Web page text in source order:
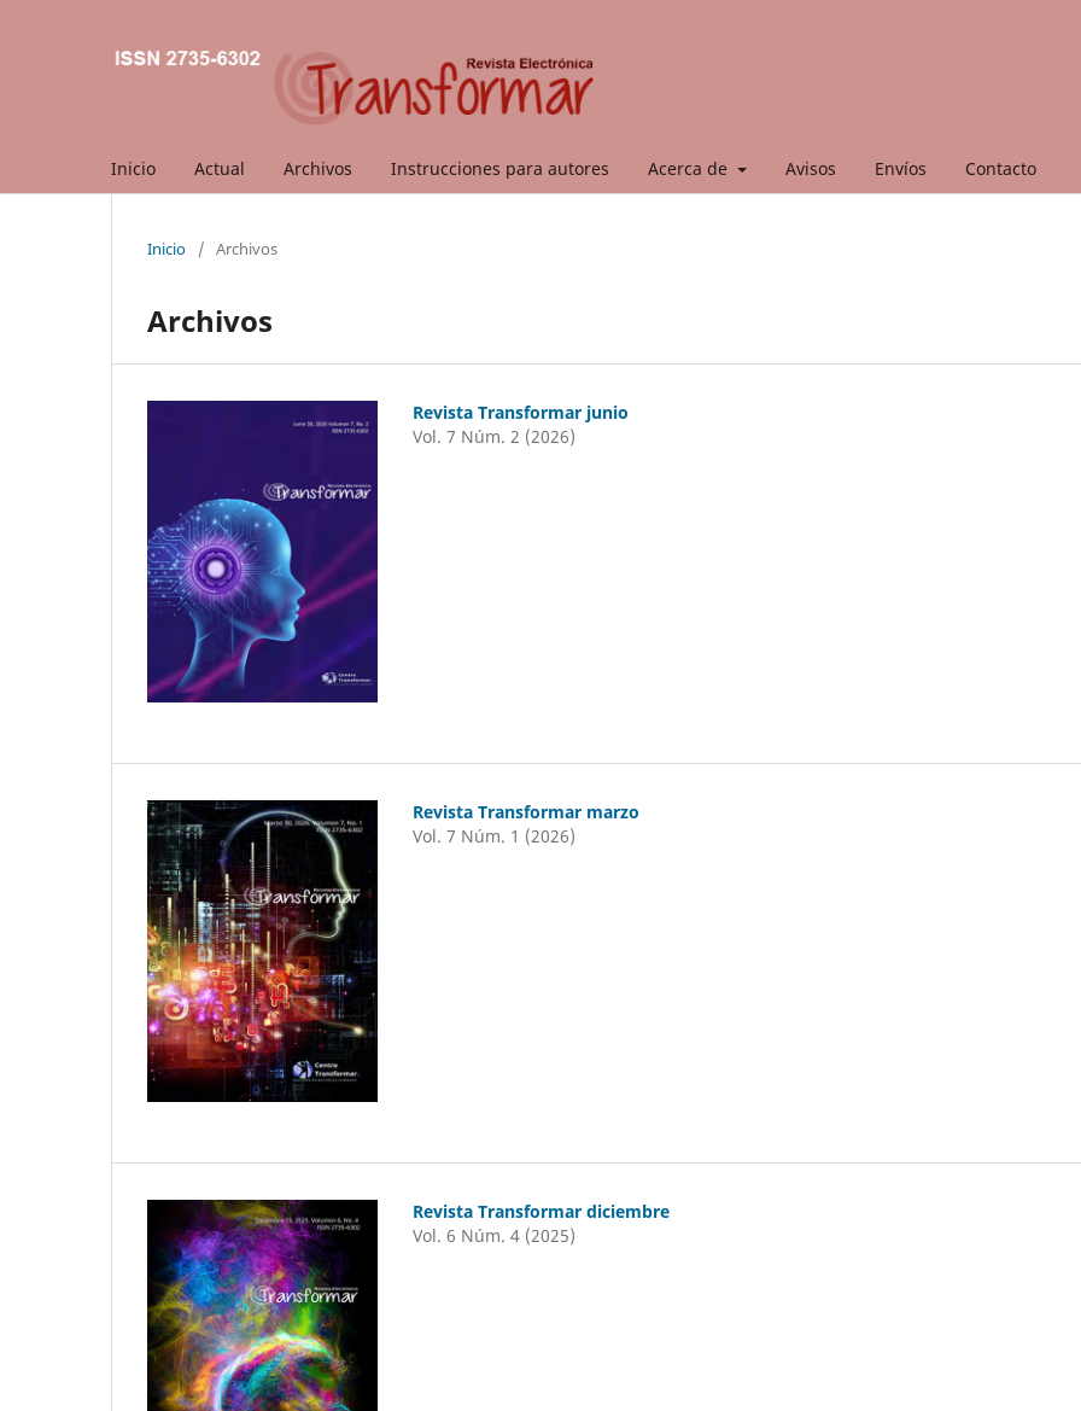
Inicio Actual Archivos Instrucciones para autores Acerca de Avisos Envíos Contacto
Inicio / Archivos
Archivos
Revista Transformar junio
Vol. 7 Núm. 2 (2026)
Revista Transformar marzo
Vol. 7 Núm. 1 (2026)
Revista Transformar diciembre
Vol. 6 Núm. 4 (2025)